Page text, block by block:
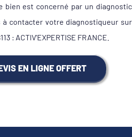
bien est concerné par un diagnostic
à contacter votre diagnostiqueur sur
: ACTIV'EXPERTISE FRANCE.
EN LIGNE OFFERT